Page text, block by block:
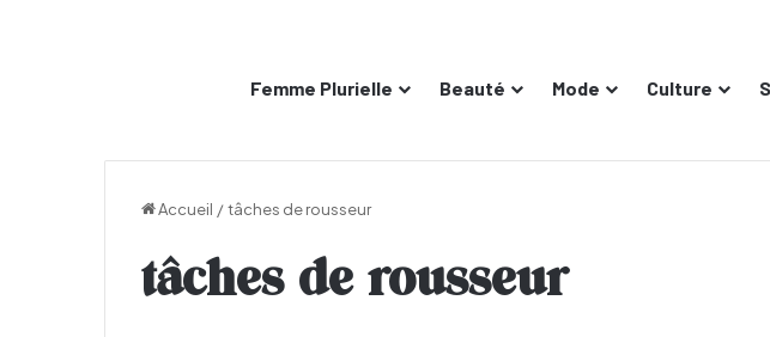
Femme Plurielle Beauté Mode Culture
Accueil /tâches de rousseur
tâches de rousseur